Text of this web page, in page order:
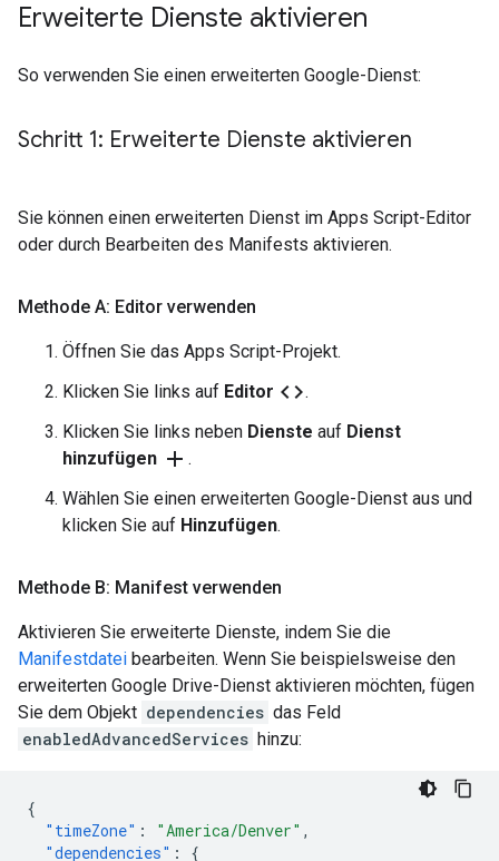
Erweiterte Dienste aktivieren
So verwenden Sie einen erweiterten Google-Dienst:
Schritt 1: Erweiterte Dienste aktivieren
Sie können einen erweiterten Dienst im Apps Script-Editor
oder durch Bearbeiten des Manifests aktivieren.
Methode A: Editor verwenden
Öffnen Sie das Apps Script-Projekt.
Klicken Sie links auf Editor code.
Klicken Sie links neben Dienste auf Dienst
hinzufügen add .
Wählen Sie einen erweiterten Google-Dienst aus und
klicken Sie auf Hinzufügen.
Methode B: Manifest verwenden
Aktivieren Sie erweiterte Dienste, indem Sie die
Manifestdatei bearbeiten. Wenn Sie beispielsweise den
erweiterten Google Drive-Dienst aktivieren möchten, fügen
Sie dem Objekt dependencies das Feld
enabledAdvancedServices hinzu:
{
"timeZone" : "America/Denver" ,
"dependencies" :
{